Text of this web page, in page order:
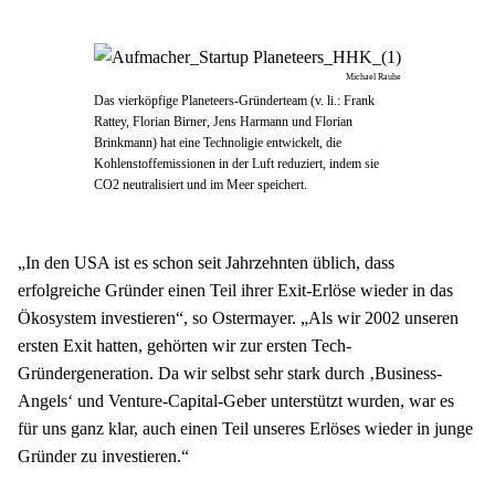
Michael Rauhe
Das vierköpfige Planeteers-Gründerteam (v. li.: Frank
Rattey, Florian Birner, Jens Harmann und Florian
Brinkmann) hat eine Technoligie entwickelt, die
Kohlenstoffemissionen in der Luft reduziert, indem sie
CO2 neutralisiert und im Meer speichert.
„In den USA ist es schon seit Jahrzehnten üblich, dass
erfolgreiche Gründer einen Teil ihrer Exit-Erlöse wieder in das
Ökosystem investieren“, so Ostermayer. „Als wir 2002 unseren
ersten Exit hatten, gehörten wir zur ersten Tech-
Gründergeneration. Da wir selbst sehr stark durch ‚Business-
Angels‘ und Venture-Capital-Geber unterstützt wurden, war es
für uns ganz klar, auch einen Teil unseres Erlöses wieder in junge
Gründer zu investieren.“